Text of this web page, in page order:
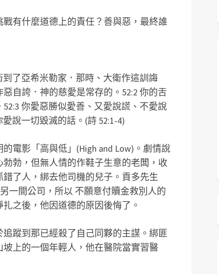
有什麼道德上的責任？善與惡，最終誰
了亞希米勒家．那時、大衛作這訓誨
自誇．神的慈愛是常存的。52:2 你的舌
你愛惡勝似愛善、又愛說謊、不愛說
說一切毀滅的話。(詩 52:1-4)
電影「高與低」(High and Low)。劇情說
勃，但無人情的作鞋子生意的老闆，收
了人，綁去他司機的兒子。貢多先生
一間公司，所以 不願意付贖金救別人的
之後，他因道德的原因後悔了。
蹤到那已經殺了自己同夥的主謀。綁匪
上的一個年輕人，他在醫院當實習醫